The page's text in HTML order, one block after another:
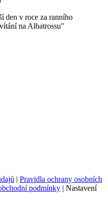
den v roce za ranního
na Albatrossu"
| Pravidla ochrany osobních
podmínky | Nastavení